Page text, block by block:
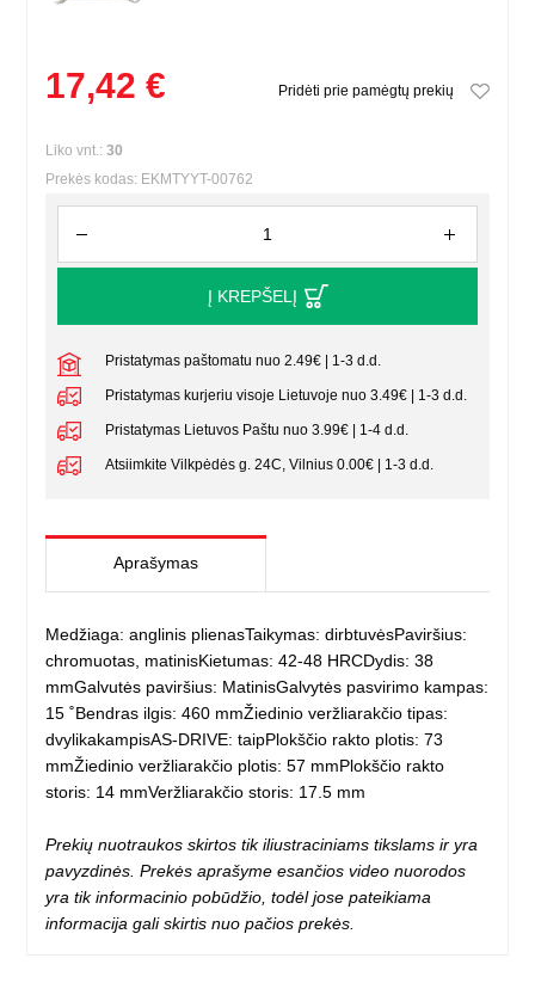
17,42 € Pridėti prie pamėgtų prekių
Liko vnt.:30
Prekės kodas: EKMTYYT-00762
Į KREPŠELĮ
Pristatymas paštomatu nuo 2.49€ | 1-3 d.d.
Pristatymas kurjeriu visoje Lietuvoje nuo 3.49€ | 1-3 d.d.
Pristatymas Lietuvos Paštu nuo 3.99€ | 1-4 d.d.
Atsiimkite Vilkpėdės g. 24C, Vilnius 0.00€ | 1-3 d.d.
Aprašymas
Medžiaga: anglinis plienasTaikymas: dirbtuvėsPaviršius:
chromuotas, matinisKietumas: 42-48 HRCDydis: 38
mmGalvutės paviršius: MatinisGalvytės pasvirimo kampas:
15 ˚Bendras ilgis: 460 mmŽiedinio veržliarakčio tipas:
dvylikakampisAS-DRIVE: taipPlokščio rakto plotis: 73
mmŽiedinio veržliarakčio plotis: 57 mmPlokščio rakto
storis: 14 mmVeržliarakčio storis: 17.5 mm
Prekių nuotraukos skirtos tik iliustraciniams tikslams ir yra
pavyzdinės. Prekės aprašyme esančios video nuorodos
yra tik informacinio pobūdžio, todėl jose pateikiama
informacija gali skirtis nuo pačios prekės.